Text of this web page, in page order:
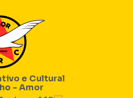
e Cultural
- Amor